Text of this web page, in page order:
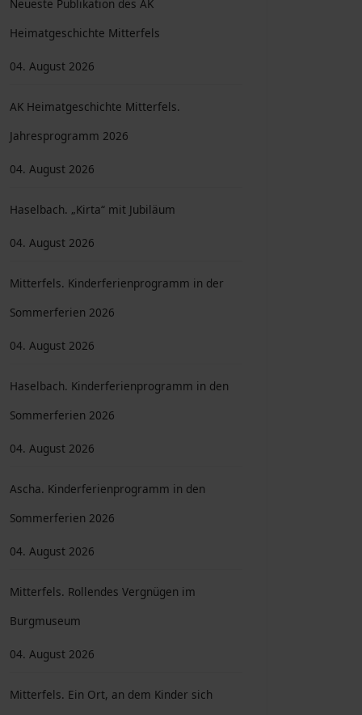
Neueste Publikation des AK
Heimatgeschichte Mitterfels
04. August 2026
AK Heimatgeschichte Mitterfels.
Jahresprogramm 2026
04. August 2026
Haselbach. „Kirta“ mit Jubiläum
04. August 2026
Mitterfels. Kinderferienprogramm in der
Sommerferien 2026
04. August 2026
Haselbach. Kinderferienprogramm in den
Sommerferien 2026
04. August 2026
Ascha. Kinderferienprogramm in den
Sommerferien 2026
04. August 2026
Mitterfels. Rollendes Vergnügen im
Burgmuseum
04. August 2026
Mitterfels. Ein Ort, an dem Kinder sich